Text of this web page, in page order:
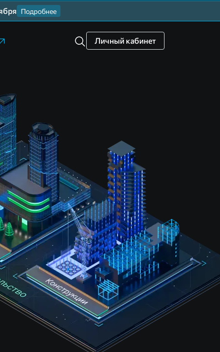
Подробнее
Личный кабинет